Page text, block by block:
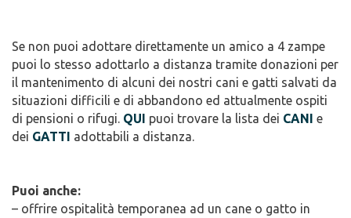
Se non puoi adottare direttamente un amico a 4 zampe
puoi lo stesso adottarlo a distanza tramite donazioni per
il mantenimento di alcuni dei nostri cani e gatti salvati da
situazioni difficili e di abbandono ed attualmente ospiti
di pensioni o rifugi. QUI puoi trovare la lista dei CANI e
dei GATTI adottabili a distanza.
Puoi anche:
– offrire ospitalità temporanea ad un cane o gatto in